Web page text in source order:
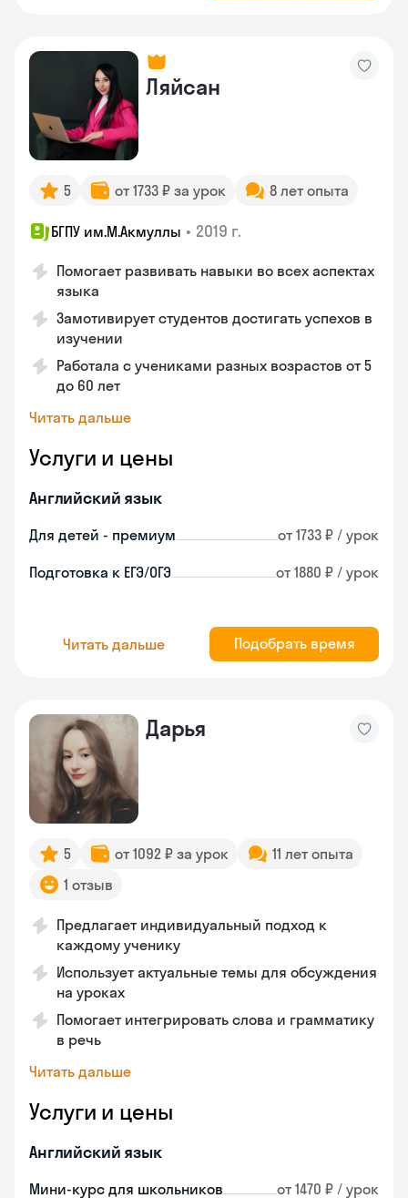
Ляйсан
5 от 1733 ₽ за урок 8 лет опыта
БГПУ им.М.Акмуллы • 2019 г.
Помогает развивать навыки во всех аспектах
языка
Замотивирует студентов достигать успехов в
изучении
Работала с учениками разных возрастов от 5
до 60 лет
Читать дальше
Услуги и цены
Английский язык
Для детей - премиум от 1733 ₽ / урок
Подготовка к ЕГЭ/ОГЭ от 1880 ₽ / урок
Читать дальше Подобрать время
Дарья
5 от 1092 ₽ за урок
11 лет опыта
1 отзыв
Предлагает индивидуальный подход к
каждому ученику
Использует актуальные темы для обсуждения
на уроках
Помогает интегрировать слова и грамматику
в речь
Читать дальше
Услуги и цены
Английский язык
Мини-курс для школьников от 1470 ₽ / урок